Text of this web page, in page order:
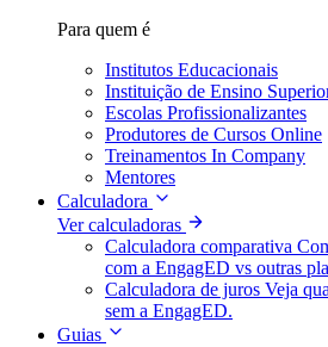
Para quem é
Institutos Educacionais
Instituição de Ensino
Escolas Profissionalizantes
Produtores de Cursos Online
Treinamentos In Company
Mentores
Calculadora
Ver calculadoras
Calculadora comparativa
com a EngagED vs outras
Calculadora de juros Veja
sem a EngagED.
Guias